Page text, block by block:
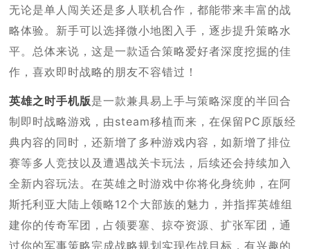
无论是单人闯关还是多人联机合作，都能带来丰富的战
略体验。新手可以选择微小地图入手，逐步提升策略水
平。总体来说，这是一款适合策略爱好者深度挖掘的佳
作，喜欢即时战略的朋友不容错过！
英雄之时手机版是一款兼具易上手与策略深度的半回合
制即时战略游戏，由steam移植而来，在保留PC原版经
典内容的同时，还新增了多种游戏内容，如新增了排位
赛等多人竞技以及遭遇战关卡玩法，后续还会持续加入
全新内容玩法。在英雄之时游戏中你将化身统帅，在阿
斯托利亚大陆上领略12个大部族的魅力，并指挥英雄组
建你的传奇军团，占领要塞、掠夺资源、扩张军团，通
过你的军事策略完成战略规划实现作战目标，有兴趣的